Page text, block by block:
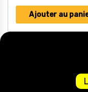
Ajouter au